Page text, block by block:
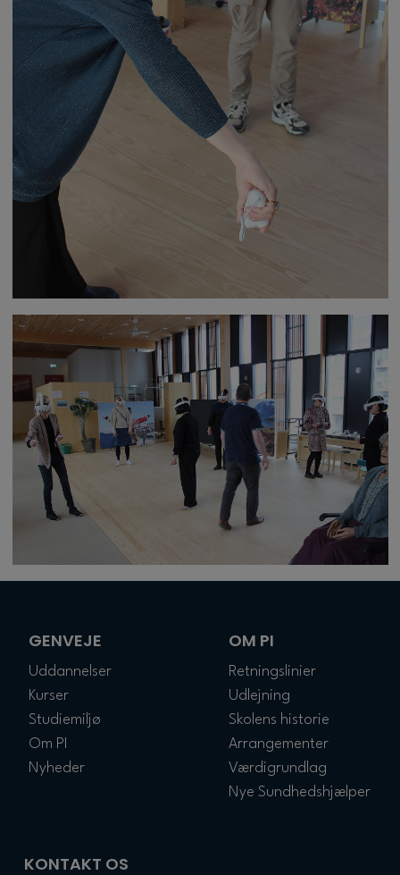
KONTAKT OS
GENVEJE
Uddannelser
Kurser
Studiemiljø
Om PI
Nyheder
OM PI
Retningslinier
Udlejning
Skolens historie
Arrangementer
Værdigrundlag
Nye Sundhedshjælper